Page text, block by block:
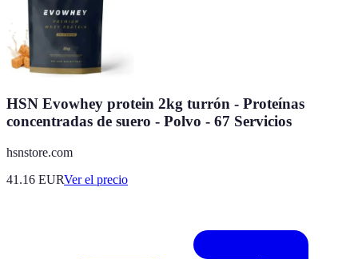
HSN Evowhey protein 2kg turrón - Proteínas
concentradas de suero - Polvo - 67 Servicios
hsnstore.com
41.16 EURVer el precio